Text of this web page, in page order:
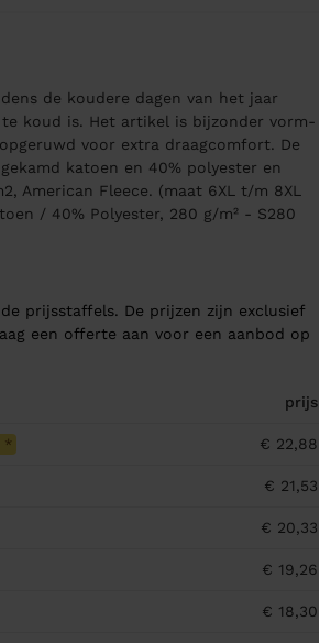
de koudere dagen van het jaar
koud is. Het artikel is bijzonder vorm-
voor extra draagcomfort. De
katoen en 40% polyester en
American Fleece. (maat 6XL t/m 8XL
/ 40% Polyester, 280 g/m² - S280
prijsstaffels. De prijzen zijn exclusief
een offerte aan voor een aanbod op
prijs
* € 22,88
€ 21,53
€ 20,33
€ 19,26
€ 18,30